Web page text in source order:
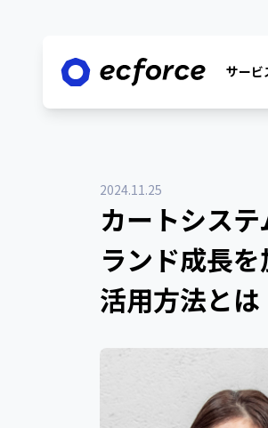
サービ
2024.11.25
カートシス
ランド成長
活用方法とは